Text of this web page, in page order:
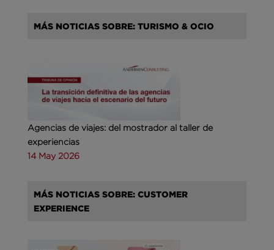
MÁS NOTICIAS SOBRE: TURISMO & OCIO
Agencias de viajes: del mostrador al taller de
experiencias
14 May 2026
MÁS NOTICIAS SOBRE: CUSTOMER
EXPERIENCE